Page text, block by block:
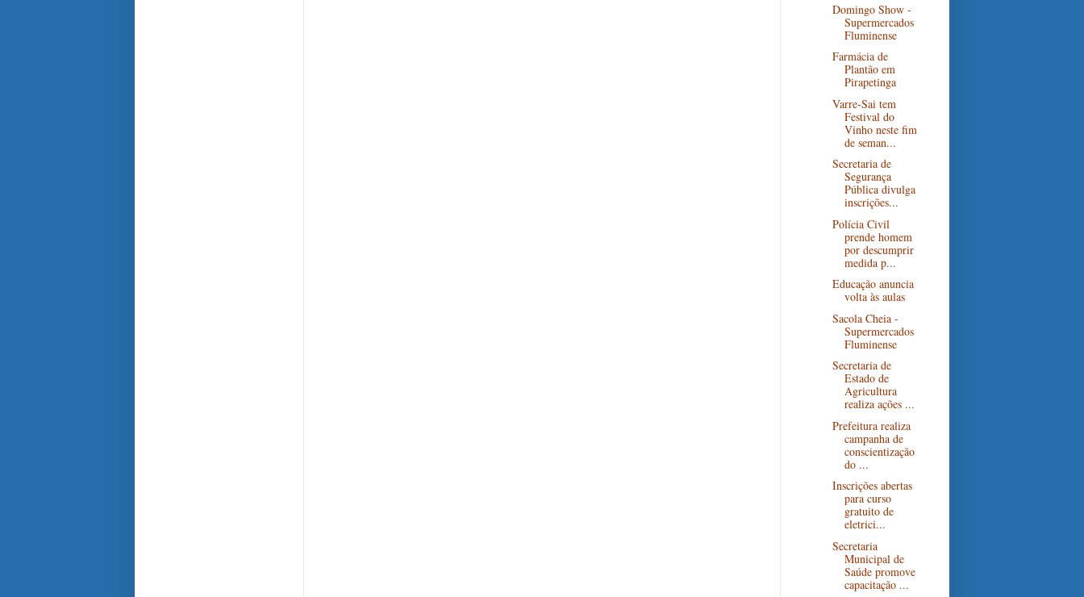
Domingo Show -
Supermercados
Fluminense
Farmácia de
Plantão em
Pirapetinga
Varre-Sai tem
Festival do
Vinho neste fim
de seman...
Secretaria de
Segurança
Pública divulga
inscrições...
Polícia Civil
prende homem
por descumprir
medida p...
Educação anuncia
volta às aulas
Sacola Cheia -
Supermercados
Fluminense
Secretaria de
Estado de
Agricultura
realiza ações ...
Prefeitura realiza
campanha de
conscientização
do ...
Inscrições abertas
para curso
gratuito de
eletrici...
Secretaria
Municipal de
Saúde promove
capacitação ...